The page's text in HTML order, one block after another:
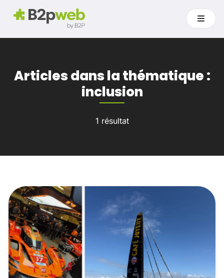
Articles dans la thématique :
inclusion
1 résultat